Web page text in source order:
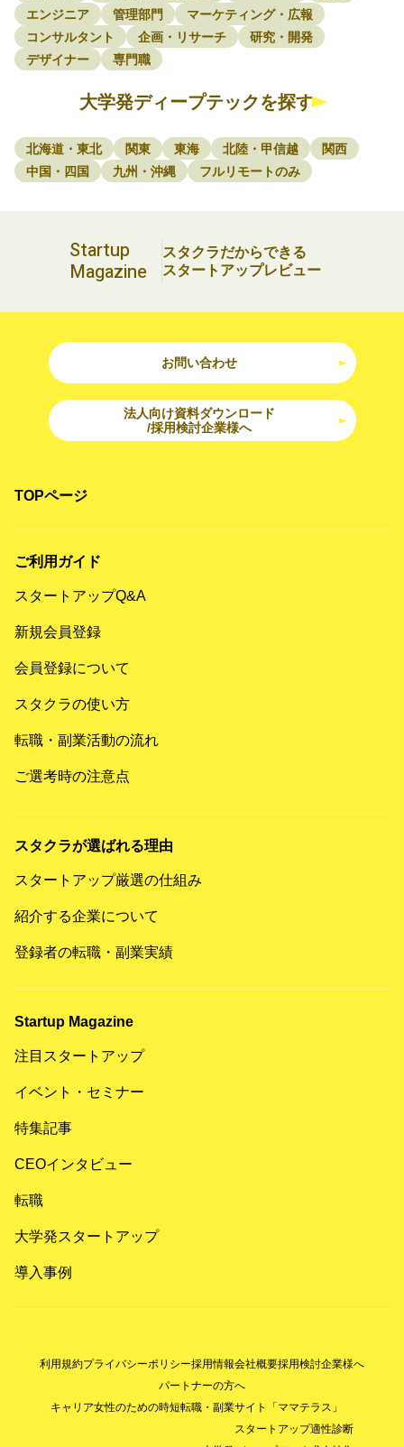
エンジニア
管理部門
マーケティング・広報
コンサルタント
企画・リサーチ
研究・開発
デザイナー
専門職
大学発ディープテックを探す
北海道・東北 関東 東海 北陸・甲信越
関西
中国・四国
九州・沖縄 フルリモートのみ
Startup
Magazine
スタクラだからできる
スタートアップレビュー
お問い合わせ
法人向け資料ダウンロード
/採用検討企業様へ
TOPページ
ご利用ガイド
スタートアップQ&A
新規会員登録
会員登録について
スタクラの使い方
転職・副業活動の流れ
ご選考時の注意点
スタクラが選ばれる理由
スタートアップ厳選の仕組み
紹介する企業について
登録者の転職・副業実績
Startup Magazine
注目スタートアップ
イベント・セミナー
特集記事
CEOインタビュー
転職
大学発スタートアップ
導入事例
利用規約プライバシーポリシー採用情報会社概要採用検討企業様へ
パートナーの方へ
キャリア女性のための時短転職・副業サイト「ママテラス」
スタートアップ適性診断